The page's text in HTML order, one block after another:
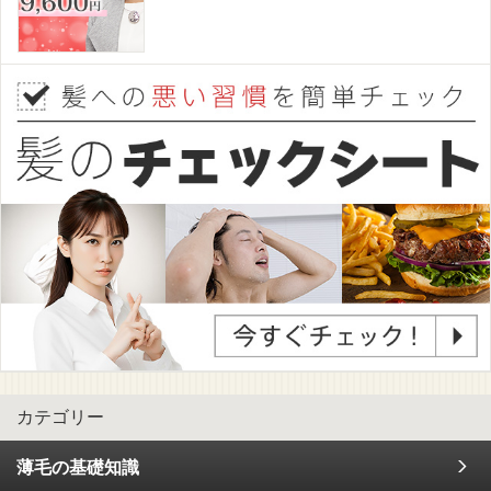
カテゴリー
薄毛の基礎知識